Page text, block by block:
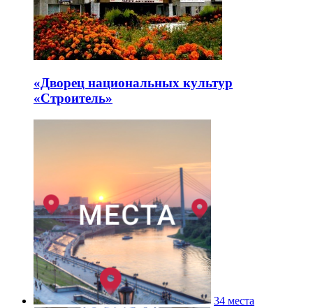
«Дворец национальных культур
«Строитель»
34 места